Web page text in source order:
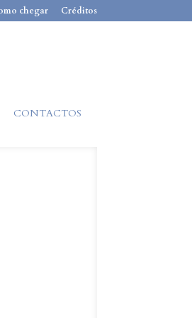
chegar Créditos
CONTACTOS